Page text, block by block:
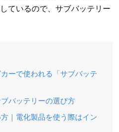
ているので、サブバッテリー
ーで使われる「サブバッテ
バッテリーの選び方
｜電化製品を使う際はイン